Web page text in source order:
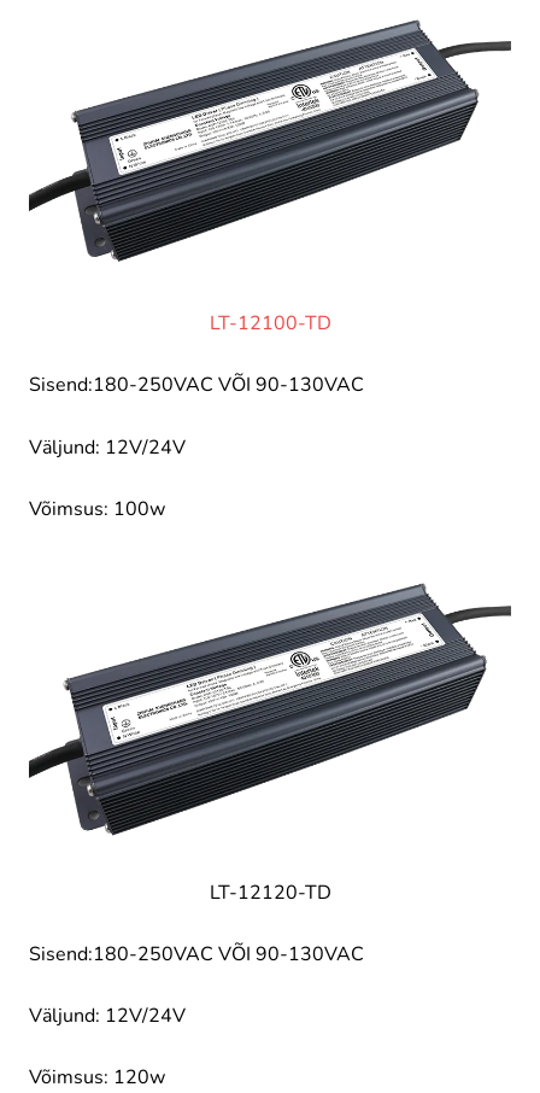
LT-12100-TD
Sisend:180-250VAC VÕI 90-130VAC
Väljund: 12V/24V
Võimsus: 100w
LT-12120-TD
Sisend:180-250VAC VÕI 90-130VAC
Väljund: 12V/24V
Võimsus: 120w